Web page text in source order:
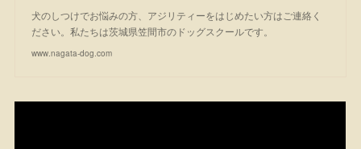
犬のしつけでお悩みの方、アジリティーをはじめたい方はご連絡く
ださい。私たちは茨城県笠間市のドッグスクールです。
www.nagata-dog.com